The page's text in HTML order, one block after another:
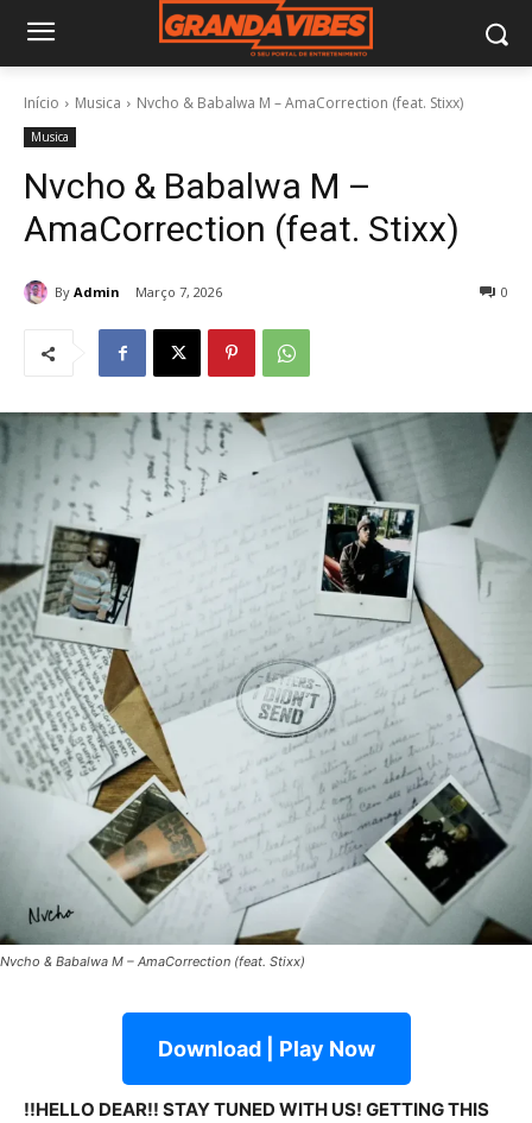
Início Musica Nvcho & Babalwa M – AmaCorrection (feat. Stixx)
Musica
Nvcho & Babalwa M –
AmaCorrection (feat. Stixx)
By Admin Março 7, 2026 0
Nvcho & Babalwa M – AmaCorrection (feat. Stixx)
Download | Play Now
!!HELLO DEAR!! STAY TUNED WITH US! GETTING THIS